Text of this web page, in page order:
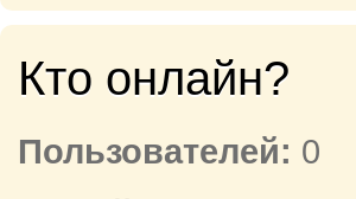
Кто онлайн?
Пользователей: 0